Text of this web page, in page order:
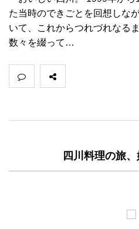
た当時のできごとを回想しな
いて、これからつれづれなる
数々を綴って…
四川料理の旅、